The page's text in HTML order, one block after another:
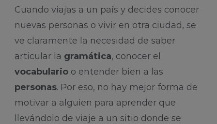
Cuando viajas a un país y decides conocer
nuevas personas o vivir en otra ciudad, se
ve claramente la necesidad de saber
articular la gramática, conocer el
vocabulario o entender bien a las
personas. Por eso, no hay mejor forma de
motivar a alguien para aprender que
llevándolo de viaje a un sitio donde se